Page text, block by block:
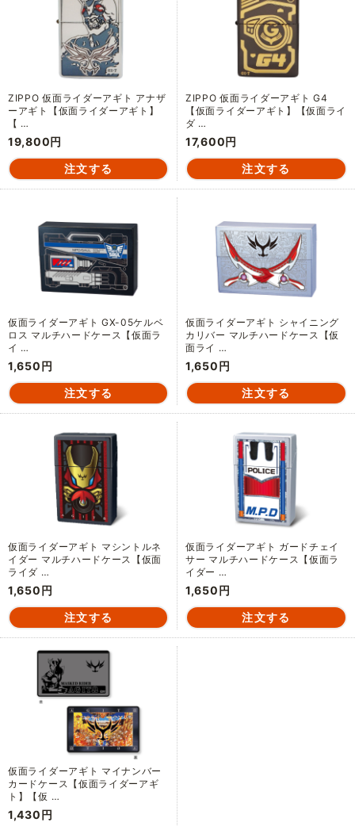
ZIPPO 仮面ライダーアギト アナザ
ーアギト【仮面ライダーアギト】
【 …
19,800円
ZIPPO 仮面ライダーアギト G4
【仮面ライダーアギト】【仮面ライ
ダ …
17,600円
仮面ライダーアギト GX-05ケルベ
ロス マルチハードケース【仮面ラ
イ …
1,650円
仮面ライダーアギト シャイニング
カリバー マルチハードケース【仮
面ライ …
1,650円
仮面ライダーアギト マシントルネ
イダー マルチハードケース【仮面
ライダ …
1,650円
仮面ライダーアギト ガードチェイ
サー マルチハードケース【仮面ラ
イダー …
1,650円
仮面ライダーアギト マイナンバー
カードケース【仮面ライダーアギ
ト】【仮 …
1,430円